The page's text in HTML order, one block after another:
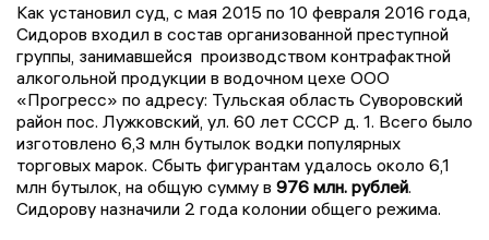
Как установил суд, с мая 2015 по 10 февраля 2016 года,
Сидоров входил в состав организованной преступной
группы, занимавшейся производством контрафактной
алкогольной продукции в водочном цехе ООО
«Прогресс» по адресу: Тульская область Суворовский
район пос. Лужковский, ул. 60 лет СССР д. 1. Всего было
изготовлено 6,3 млн бутылок водки популярных
торговых марок. Сбыть фигурантам удалось около 6,1
млн бутылок, на общую сумму в 976 млн. рублей.
Сидорову назначили 2 года колонии общего режима.